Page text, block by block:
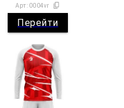
Арт: 0004vr
Перейти